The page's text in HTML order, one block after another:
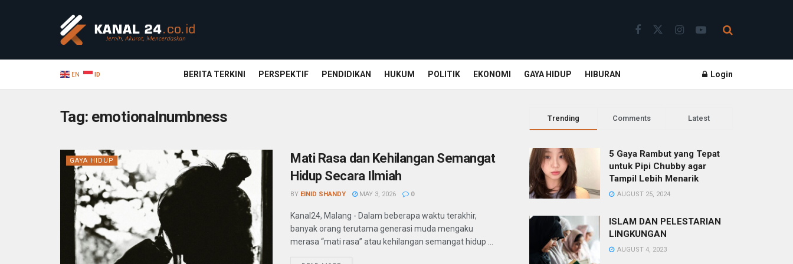
EN ID BERITA TERKINI PERSPEKTIF PENDIDIKAN HUKUM POLITIK EKONOMI GAYA HIDUP HIBURAN Login
Tag: emotionalnumbness
GAYA HIDUP
Mati Rasa dan Kehilangan Semangat
Hidup Secara Ilmiah
BY EINID SHANDY MAY 3, 2026 0
Kanal24, Malang - Dalam beberapa waktu terakhir,
banyak orang terutama generasi muda mengaku
merasa “mati rasa” atau kehilangan semangat hidup ...
Trending Comments Latest
5 Gaya Rambut yang Tepat
untuk Pipi Chubby agar
Tampil Lebih Menarik
AUGUST 25, 2024
ISLAM DAN PELESTARIAN
LINGKUNGAN
AUGUST 4, 2023